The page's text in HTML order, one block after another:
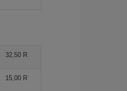
32,50 R
15,00 R